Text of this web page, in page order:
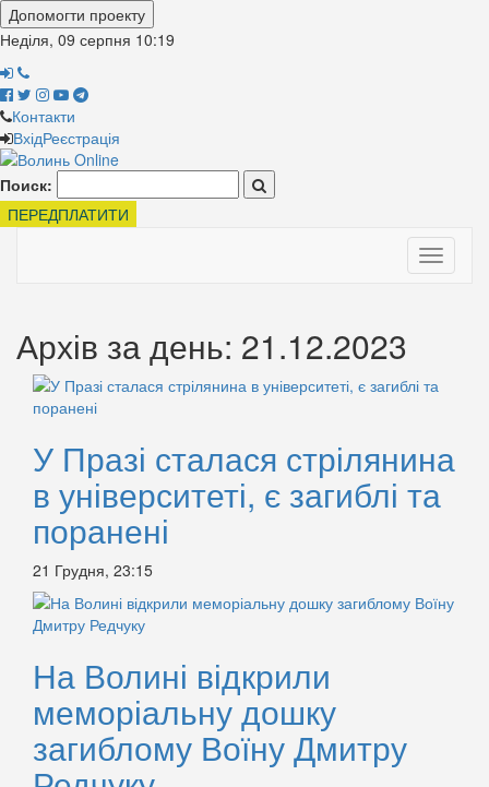
Допомогти проекту
Неділя, 09 серпня 10:19
Контакти
ВхідРеєстрація
Поиск:
ПЕРЕДПЛАТИТИ
Toggle
Архів за день: 21.12.2023
У Празі сталася стрілянина
в університеті, є загиблі та
поранені
21 Грудня, 23:15
На Волині відкрили
меморіальну дошку
загиблому Воїну Дмитру